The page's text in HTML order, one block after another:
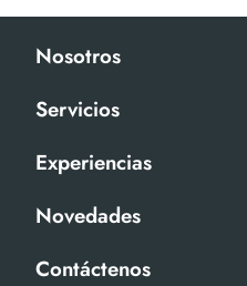
Nosotros
Servicios
Experiencias
Novedades
Contáctenos